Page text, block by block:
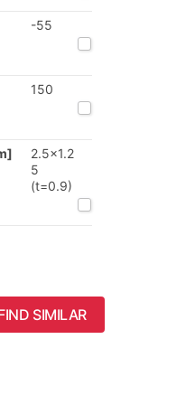
-55
150
2.5x1.2
5
(t=0.9)
SIMILAR